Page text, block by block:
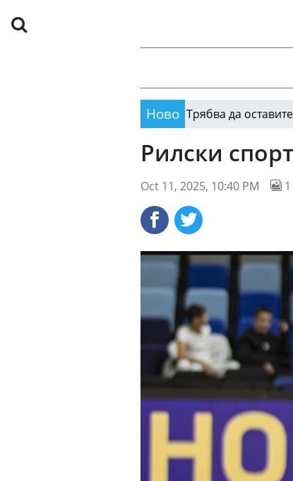
Ново
в Аржентина: Трябва да оставите Меси
Рилски
Oct 11, 2025, 10:40 PM 1